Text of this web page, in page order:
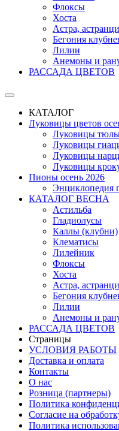
Флоксы
Хоста
Астра,
Бегония
Лилии
Анемоны и
РАССАДА ЦВЕТОВ
КАТАЛОГ
Луковицы цветов
Луковицы
Луковицы
Луковицы
Луковицы
Пионы осень 2026
Энциклопедия
КАТАЛОГ ВЕСНА
Астильба
Гладиолусы
Каллы (клубни)
Клематисы
Лилейник
Флоксы
Хоста
Астра,
Бегония
Лилии
Анемоны и
РАССАДА ЦВЕТОВ
Страницы
УСЛОВИЯ РАБОТЫ
Доставка и оплата
Контакты
О наc
Розница (партнеры)
Политика
Согласие на
Политика